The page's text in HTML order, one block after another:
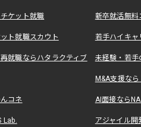
ケット就職 新卒就活無料
ト就職スカウト 若手ハイキ
就職ならハタラクティブ 未経験・若手
M&A支援な
コネ AI面接なら
Lab. アジャイル